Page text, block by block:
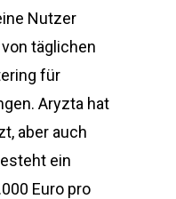
Nutzer
täglichen
für
Aryzta hat
aber auch
ein
Euro pro